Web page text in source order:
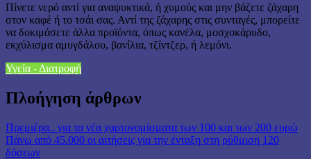
Πίνετε νερό αντί για αναψυκτικά, ή χυμούς και μην βάζετε ζάχαρη
στον καφέ ή το τσάι σας. Αντί της ζάχαρης στις συνταγές, μπορείτε
να δοκιμάσετε άλλα προϊόντα, όπως κανέλα, μοσχοκάρυδο,
εκχύλισμα αμυγδάλου, βανίλια, τζίντζερ, ή λεμόνι.
Υγεία - Διατροφή
Πλοήγηση άρθρων
Πρεμιέρα.. για τα νέα χαρτονομίσματα των 100 και των 200 ευρώ
Πάνω από 45.000 οι αιτήσεις για την ένταξη στη ρύθμιση 120
δόσεων